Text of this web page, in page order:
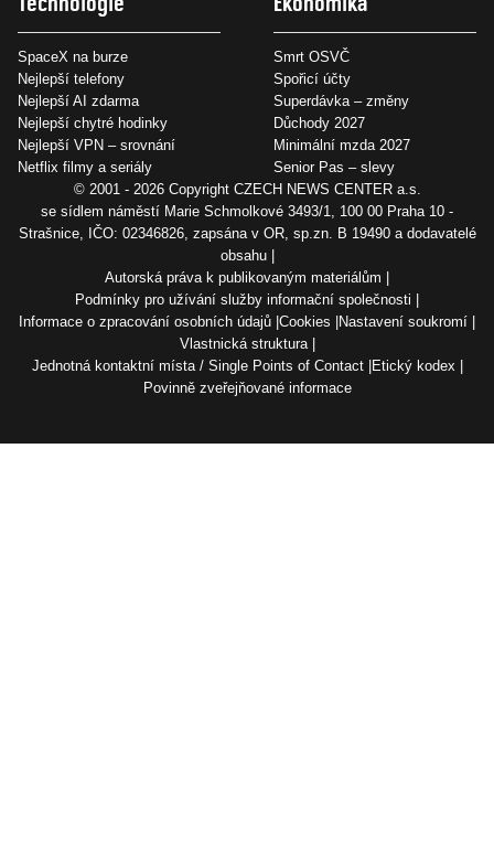
SpaceX na burze
Nejlepší telefony
Nejlepší AI zdarma
Nejlepší chytré hodinky
Nejlepší VPN – srovnání
Netflix filmy a seriály
Smrt OSVČ
Spořicí účty
Superdávka – změny
Důchody 2027
Minimální mzda 2027
Senior Pas – slevy
© 2001 - 2026 Copyright CZECH NEWS CENTER a.s.
se sídlem náměstí Marie Schmolkové 3493/1, 100 00 Praha 10 -
Strašnice, IČO: 02346826, zapsána v OR, sp.zn. B 19490 a dodavatelé
obsahu
Autorská práva k publikovaným materiálům
Podmínky pro užívání služby informační společnosti
Informace o zpracování osobních údajů Cookies Nastavení soukromí
Vlastnická struktura
Jednotná kontaktní místa / Single Points of Contact Etický kodex
Povinně zveřejňované informace